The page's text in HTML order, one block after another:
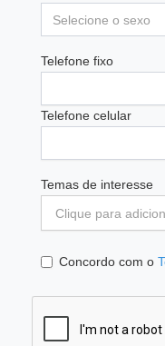
Selecione o sexo
Telefone fixo
Telefone celular
Temas de interesse
Concordo com o